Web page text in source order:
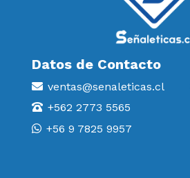
Datos de Contacto
ventas@senaleticas.cl
+562 2773 5565
+56 9 7825 9957